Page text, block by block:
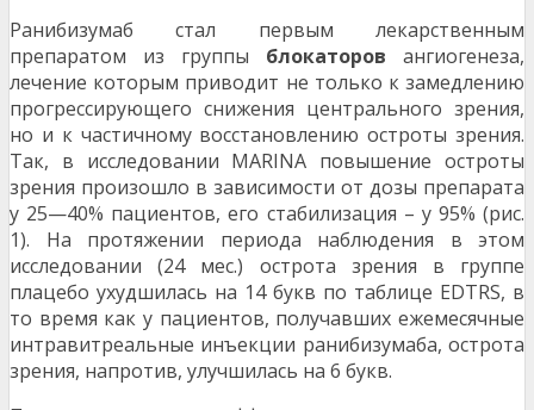
Ранибизумаб стал первым лекарственным
препаратом из группы блокаторов ангиогенеза,
лечение которым приводит не только к замедлению
прогрессирующего снижения центрального зрения,
но и к частичному восстановлению остроты зрения.
Так, в исследовании MARINA повышение остроты
зрения произошло в зависимости от дозы препарата
у 25—40% пациентов, его стабилизация – у 95% (рис.
1). На протяжении периода наблюдения в этом
исследовании (24 мес.) острота зрения в группе
плацебо ухудшилась на 14 букв по таблице EDTRS, в
то время как у пациентов, получавших ежемесячные
интравитреальные инъекции ранибизумаба, острота
зрения, напротив, улучшилась на 6 букв.